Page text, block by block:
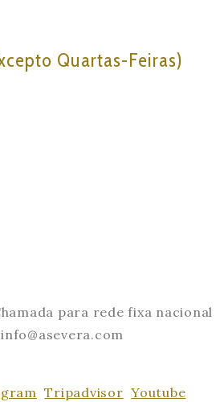
Quartas-Feiras)
para rede fixa nacional
Tripadvisor Youtube